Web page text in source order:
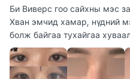
Би Виверс гоо сайхны мэс
Хван эмчид хамар, нүдний
болж байгаа тухайгаа